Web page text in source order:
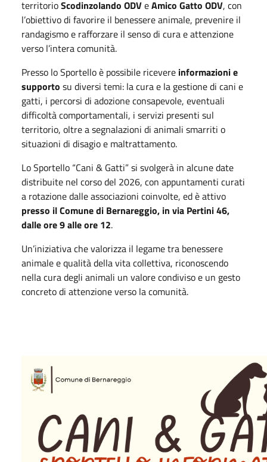
territorioScodinzolando ODVeAmico Gatto ODV, con
l’obiettivo di favorire il benessere animale, prevenire il
randagismo e rafforzare il senso di cura e attenzione
verso l’intera comunità.
Presso lo Sportello è possibile ricevere informazioni e
supporto su diversi temi: la cura e la gestione di cani e
gatti, i percorsi di adozione consapevole, eventuali
difficoltà comportamentali, i servizi presenti sul
territorio, oltre a segnalazioni di animali smarriti o
situazioni di disagio e maltrattamento.
Lo Sportello “Cani & Gatti” si svolgerà in alcune date
distribuite nel corso del 2026, con appuntamenti curati
a rotazione dalle associazioni coinvolte, ed è attivo
presso il Comune di Bernareggio, in via Pertini 46,
dalle ore 9 alle ore 12.
Un’iniziativa che valorizza il legame tra benessere
animale e qualità della vita collettiva, riconoscendo
nella cura degli animali un valore condiviso e un gesto
concreto di attenzione verso la comunità.